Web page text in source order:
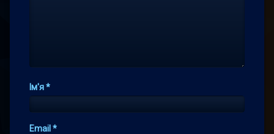
Ім'я*
Email *